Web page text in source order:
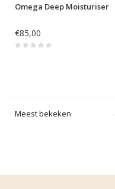
Omega Deep Moisturiser
€85,00
Meest bekeken